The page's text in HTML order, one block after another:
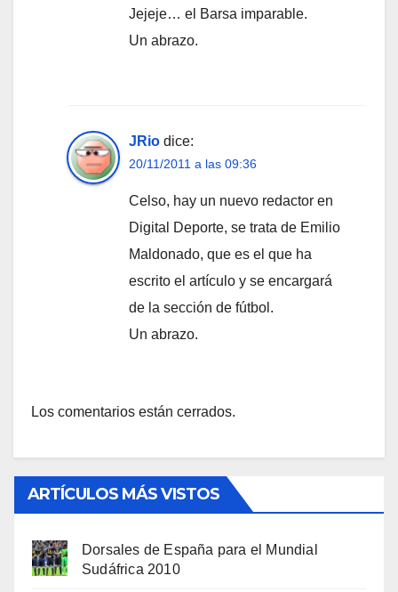
Jejeje… el Barsa imparable.
Un abrazo.
JRio dice:
20/11/2011 a las 09:36
Celso, hay un nuevo redactor en
Digital Deporte, se trata de Emilio
Maldonado, que es el que ha
escrito el artículo y se encargará
de la sección de fútbol.
Un abrazo.
Los comentarios están cerrados.
ARTÍCULOS MÁS VISTOS
Dorsales de España para el Mundial
Sudáfrica 2010